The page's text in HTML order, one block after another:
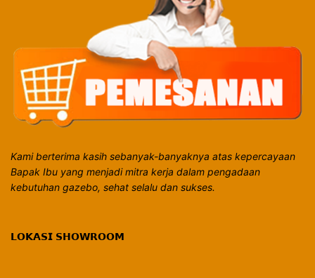
Kami berterima kasih sebanyak-banyaknya atas kepercayaan
Bapak Ibu yang menjadi mitra kerja dalam pengadaan
kebutuhan gazebo, sehat selalu dan sukses.
𝗟𝗢𝗞𝗔𝗦𝗜 𝗦𝗛𝗢𝗪𝗥𝗢𝗢𝗠